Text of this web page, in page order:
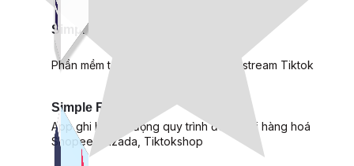
Simple Replay
App ghi hình tự động quy trình đóng gói hàng hoá
Shopee, Lazada, Tiktokshop
Simple Live
Phần mềm tạo kịch bản bình luận livestream Tiktok